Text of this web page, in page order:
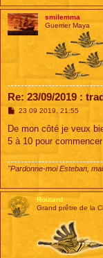
smilemma
Guerrier Maya
Re: 23/09/2019 :
M
s
a
23 09 2019, 21:55
De mon côté je veux
5 à 10 pour
"Pardonne-moi Esteban,
Routard
Grand prêtre de la